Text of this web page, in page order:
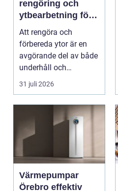
rengöring och
ytbearbetning för
proffs och
hantverkare
Att rengöra och
förbereda ytor är en
avgörande del av både
underhåll och
renovering. Färg, rost,
31 juli 2026
Värmepumpar
Örebro effektiv